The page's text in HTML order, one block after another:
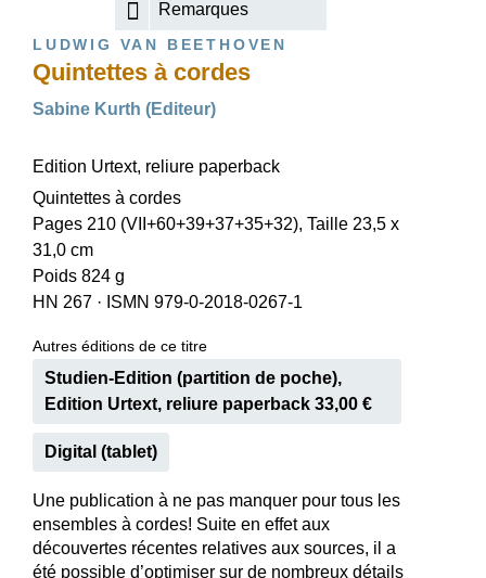
Remarques
LUDWIG VAN BEETHOVEN
Quintettes à cordes
Sabine Kurth (Editeur)
Edition Urtext, reliure paperback
Quintettes à cordes
Pages 210 (VII+60+39+37+35+32), Taille 23,5 x
31,0 cm
Poids 824 g
HN 267 · ISMN 979-0-2018-0267-1
Autres éditions de ce titre
Studien-Edition (partition de poche),
Edition Urtext, reliure paperback 33,00 €
Digital (tablet)
Une publication à ne pas manquer pour tous les
ensembles à cordes! Suite en effet aux
découvertes récentes relatives aux sources, il a
été possible d’optimiser sur de nombreux détails